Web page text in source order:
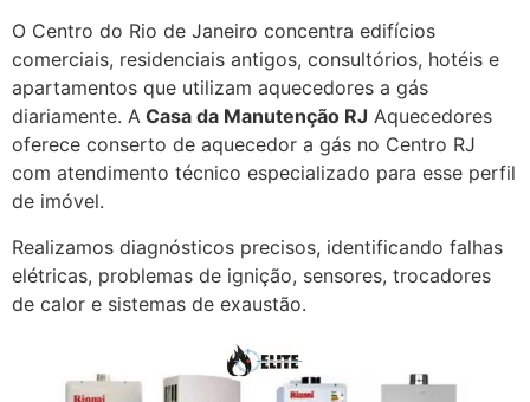
O Centro do Rio de Janeiro concentra edifícios
comerciais, residenciais antigos, consultórios, hotéis e
apartamentos que utilizam aquecedores a gás
diariamente. A Casa da Manutenção RJ Aquecedores
oferece conserto de aquecedor a gás no Centro RJ
com atendimento técnico especializado para esse perfil
de imóvel.
Realizamos diagnósticos precisos, identificando falhas
elétricas, problemas de ignição, sensores, trocadores
de calor e sistemas de exaustão.